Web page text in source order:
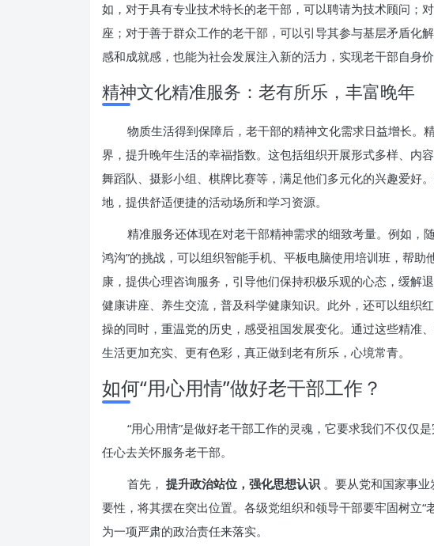
如，对于具有专业技术特长的老干部，可以聘请为技术顾问；
座；对于善于群众工作的老干部，可以引导其参与基层矛盾化
感和成就感，也能为社会发展注入新的活力，实现老干部自身价
精神文化精准服务：老有所乐，丰富晚年
物质生活得到保障后，老干部的精神文化需求日益增长。
界，提升晚年生活的幸福指数。这包括组织开展形式多样、内
舞蹈队、摄影小组、棋牌比赛等，满足他们多元化的兴趣爱好
地，提供舒适便捷的活动场所和学习资源。
精准服务还体现在对老干部精神需求的细致考量。例如，
鸿沟”的挑战，可以组织智能手机、平板电脑使用培训班，帮
康，提供心理咨询服务，引导他们保持积极乐观的心态，缓解
健康讲座、养生交流，普及科学健康知识。此外，还可以组织
操的同时，重温党的历史，感受祖国发展变化。通过这些精准
生活更加充实、更有色彩，真正做到老有所乐，心境常青。
如何“用心用情”做好老干部工作？
“用心用情”是做好老干部工作的灵魂，它要求我们不仅仅
任心去关怀服务老干部。
首先， 提升政治站位，强化思想认识 。要从党和国家事
要性，将其摆在突出位置。各级党组织和领导干部要牢固树立“
为一项严肃的政治责任来落实。